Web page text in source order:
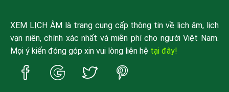
XEM LỊCH ÂM là trang cung cấp thông tin về lịch âm, lịch
vạn niên, chính xác nhất và miễn phí cho người Việt Nam.
Mọi ý kiến đóng góp xin vui lòng liên hệ tại đây!
Trang
Facebook
Trang
Google
Trang
Twitter
Trang
Pinterest